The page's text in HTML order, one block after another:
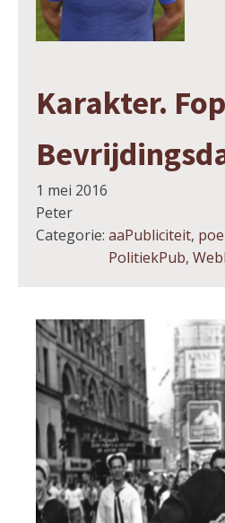
Karakter.
1 mei 2016
Peter
Categorie: aaPubliciteit,
PolitiekPub,